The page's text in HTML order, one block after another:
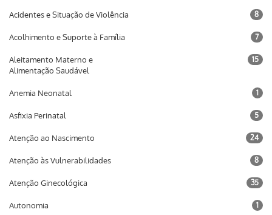
Acidentes e Situação de Violência 8
Acolhimento e Suporte à Família 7
Aleitamento Materno e
Alimentação Saudável
15
Anemia Neonatal 1
Asfixia Perinatal 5
Atenção ao Nascimento 24
Atenção às Vulnerabilidades 8
Atenção Ginecológica 35
Autonomia 1